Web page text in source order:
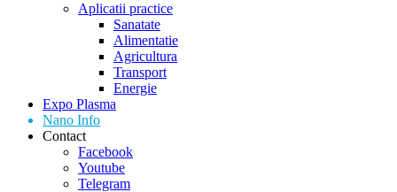
Aplicatii practice
Sanatate
Alimentatie
Agricultura
Transport
Energie
Expo Plasma
Nano Info
Contact
Facebook
Youtube
Telegram